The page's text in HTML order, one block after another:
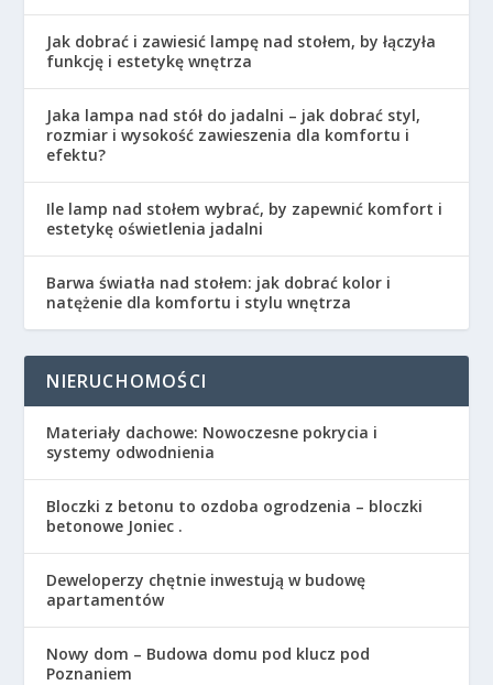
Jak dobrać i zawiesić lampę nad stołem, by łączyła
funkcję i estetykę wnętrza
Jaka lampa nad stół do jadalni – jak dobrać styl,
rozmiar i wysokość zawieszenia dla komfortu i
efektu?
Ile lamp nad stołem wybrać, by zapewnić komfort i
estetykę oświetlenia jadalni
Barwa światła nad stołem: jak dobrać kolor i
natężenie dla komfortu i stylu wnętrza
NIERUCHOMOŚCI
Materiały dachowe: Nowoczesne pokrycia i
systemy odwodnienia
Bloczki z betonu to ozdoba ogrodzenia – bloczki
betonowe Joniec .
Deweloperzy chętnie inwestują w budowę
apartamentów
Nowy dom – Budowa domu pod klucz pod
Poznaniem